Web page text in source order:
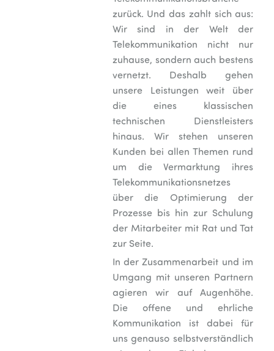
zurück. Und das zahlt sich aus:
Wir sind in der Welt der
Telekommunikation nicht nur
zuhause, sondern auch bestens
vernetzt. Deshalb gehen
unsere Leistungen weit über
die eines klassischen
technischen Dienstleisters
hinaus. Wir stehen unseren
Kunden bei allen Themen rund
um die Vermarktung ihres
Telekommunikationsnetzes
über die Optimierung der
Prozesse bis hin zur Schulung
der Mitarbeiter mit Rat und Tat
zur Seite.
In der Zusammenarbeit und im
Umgang mit unseren Partnern
agieren wir auf Augenhöhe.
Die offene und ehrliche
Kommunikation ist dabei für
uns genauso selbstverständlich